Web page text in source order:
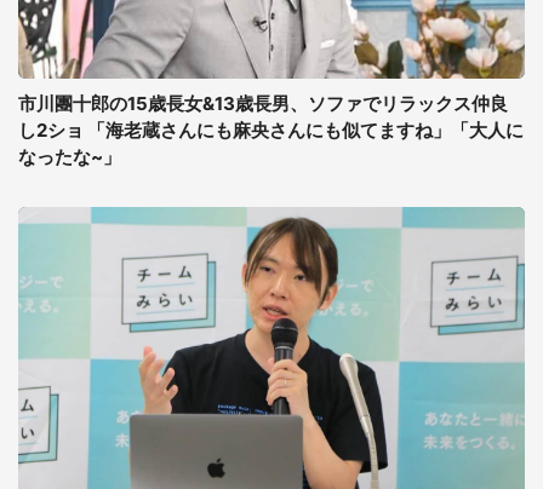
市川團十郎の15歳長女&13歳長男、ソファでリラックス仲良
し2ショ 「海老蔵さんにも麻央さんにも似てますね」「大人に
なったな~」